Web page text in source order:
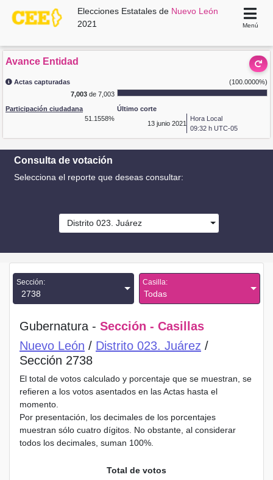
Elecciones Estatales de Nuevo León
2021
Menú
Avance Entidad
Actas capturadas
(100.0000%)
7,003de 7,003
Participación ciudadana
51.1558%
Último corte
13 junio 2021
Hora Local
09:32 h UTC-05
Consulta de votación
Selecciona el reporte que deseas consultar:
Distrito 023. Juárez
Sección:
2738
Casilla:
Todas
Gubernatura - Sección - Casillas
Nuevo León / Distrito 023. Juárez /
Sección 2738
El total de votos calculado y porcentaje que se muestran, se
refieren a los votos asentados en las Actas hasta el
momento.
Por presentación, los decimales de los porcentajes
muestran sólo cuatro dígitos. No obstante, al considerar
todos los decimales, suman 100%.
Total de votos